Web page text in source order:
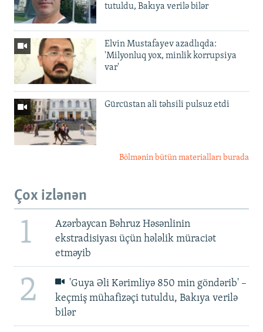
tutuldu, Bakıya verilə bilər
Elvin Mustafayev azadlıqda:
'Milyonluq yox, minlik korrupsiya
var'
Gürcüstan ali təhsili pulsuz etdi
Bölmənin bütün materialları burada
Çox izlənən
1
Azərbaycan Bəhruz Həsənlinin
ekstradisiyası üçün hələlik müraciət
etməyib
2
'Guya Əli Kərimliyə 850 min göndərib' –
keçmiş mühafizəçi tutuldu, Bakıya verilə
bilər